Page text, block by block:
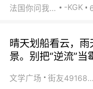
法国你问我答 -KGK
晴天划船看云，
景。别把“逆流”
文学广场 街友49168527